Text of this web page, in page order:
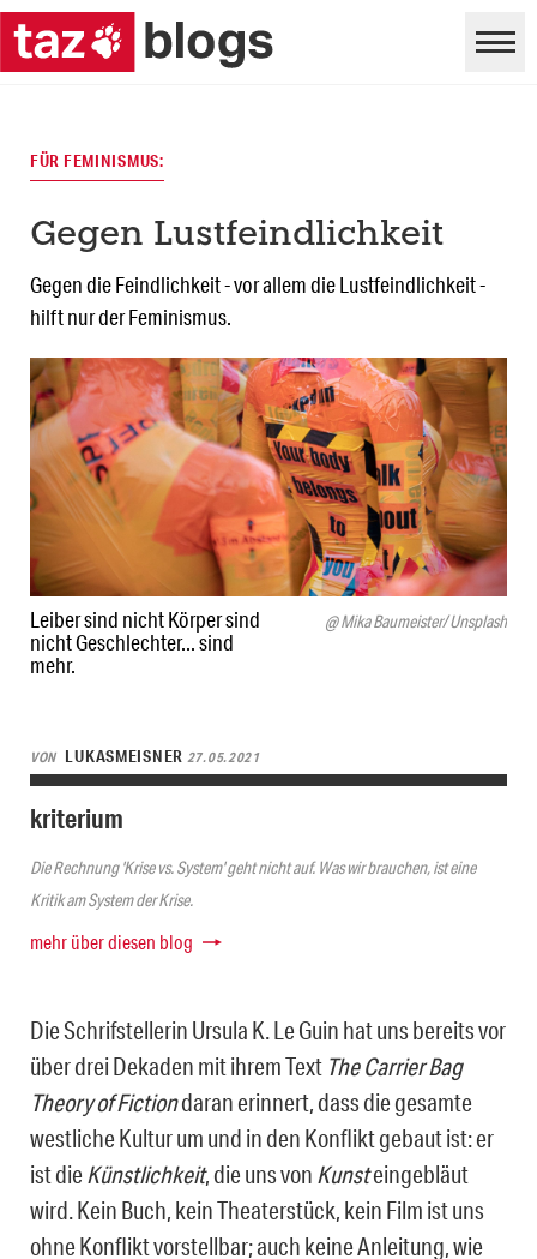
Leiber sind nicht Körper sind
nicht Geschlechter... sind
mehr.
@ Mika Baumeister/ Unsplash
FÜR FEMINISMUS:
Gegen Lustfeindlichkeit
Gegen die Feindlichkeit - vor allem die Lustfeindlichkeit -
hilft nur der Feminismus.
VON LUKASMEISNER 27.05.2021
kriterium
Die Rechnung 'Krise vs. System' geht nicht auf. Was wir brauchen, ist eine
Kritik am System der Krise.
mehr über diesen blog
Die Schrifstellerin Ursula K. Le Guin hat uns bereits vor
über drei Dekaden mit ihrem Text The Carrier Bag
Theory of Fictiondaran erinnert, dass die gesamte
westliche Kultur um und in den Konflikt gebaut ist: er
ist dieKünstlichkeit, die uns von Kunsteingebläut
wird. Kein Buch, kein Theaterstück, kein Film ist uns
ohne Konflikt vorstellbar; auch keine Anleitung, wie